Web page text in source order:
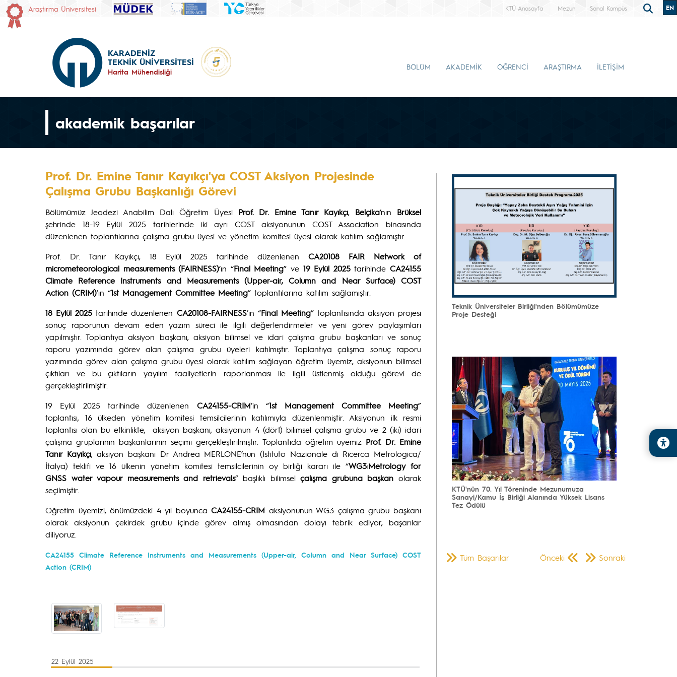
Araştırma Üniversitesi KTÜ Anasayfa Mezun Sanal Kampüs EN
KARADENİZ
TEKNİK ÜNİVERSİTESİ
Harita Mühendisliği
BÖLÜM AKADEMİK ÖĞRENCİ ARAŞTIRMA İLETİŞİM
akademik başarılar
Prof. Dr. Emine Tanır Kayıkçı'ya COST Aksiyon Projesinde
Çalışma Grubu Başkanlığı Görevi
Bölümümüz Jeodezi Anabilim Dalı Öğretim Üyesi Prof. Dr. Emine Tanır Kayıkçı, Belçika’nın Brüksel
şehrinde 18-19 Eylül 2025 tarihlerinde iki ayrı COST aksiyonunun COST Association binasında
düzenlenen toplantılarına çalışma grubu üyesi ve yönetim komitesi üyesi olarak katılım sağlamıştır.
Prof. Dr. Tanır Kayıkçı, 18 Eylül 2025 tarihinde düzenlenen CA20108 FAIR Network of
micrometeorological measurements (FAIRNESS)’ın “Final Meeting” ve 19 Eylül 2025tarihindeCA24155
Climate Reference Instruments and Measurements (Upper-air, Column and Near Surface) COST
Action (CRIM)’ın “1st Management Committee Meeting” toplantılarına katılım sağlamıştır.
18 Eylül 2025tarihinde düzenlenen CA20108-FAIRNESS’ın “Final Meeting” toplantısında aksiyon projesi
sonuç raporunun devam eden yazım süreci ile ilgili değerlendirmeler ve yeni görev paylaşımları
yapılmıştır. Toplantıya aksiyon başkanı, aksiyon bilimsel ve idari çalışma grubu başkanları ve sonuç
raporu yazımında görev alan çalışma grubu üyeleri katılmıştır. Toplantıya çalışma sonuç raporu
yazımında görev alan çalışma grubu üyesi olarak katılım sağlayan öğretim üyemiz, aksiyonun bilimsel
çıktıları ve bu çıktıların yayılım faaliyetlerin raporlanması ile ilgili üstlenmiş olduğu görevi de
gerçekleştirilmiştir.
19 Eylül 2025 tarihinde düzenlenen CA24155-CRIM’in “1st Management Committee Meeting”
toplantısı, 16 ülkeden yönetim komitesi temsilcilerinin katılımıyla düzenlenmiştir. Aksiyonun ilk resmi
toplantısı olan bu etkinlikte, aksiyon başkanı, aksiyonun 4 (dört) bilimsel çalışma grubu ve 2 (iki) idari
çalışma gruplarının başkanlarının seçimi gerçekleştirilmiştir. Toplantıda öğretim üyemiz Prof. Dr. Emine
Tanır Kayıkçı, aksiyon başkanı Dr Andrea MERLONE’nun (Istituto Nazionale di Ricerca Metrologica/
İtalya) teklifi ve 16 ülkenin yönetim komitesi temsilcilerinin oy birliği kararı ile “WG3:Metrology for
GNSS water vapour measurements and retrievals” başlıklı bilimselçalışma grubuna başkan olarak
seçilmiştir.
Öğretim üyemizi, önümüzdeki 4 yıl boyuncaCA24155-CRIM aksiyonunun WG3 çalışma grubu başkanı
olarak aksiyonun çekirdek grubu içinde görev almış olmasından dolayı tebrik ediyor, başarılar
diliyoruz.
CA24155 Climate Reference Instruments and Measurements (Upper-air, Column and Near Surface) COST
Action (CRIM)
22 Eylül 2025
Teknik Üniversiteler Birliği'nden Bölümümüze
Proje Desteği
KTÜ'nün 70. Yıl Töreninde Mezunumuza
Sanayi/Kamu İş Birliği Alanında Yüksek Lisans
Tez Ödülü
Önceki Sonraki
Tüm Başarılar